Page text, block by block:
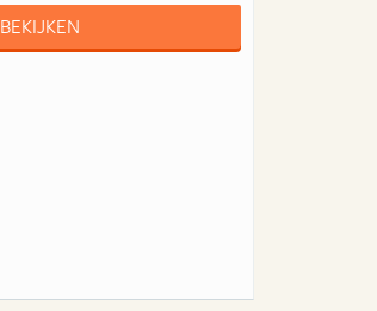
BEKIJKEN